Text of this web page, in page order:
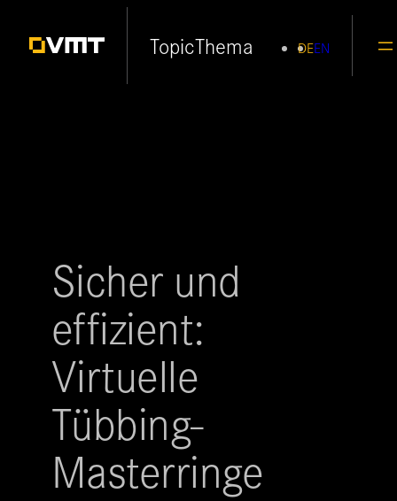
Inhalt
TopicThema EN
DE
Sicher und
effizient:
Virtuelle
Tübbing-
Masterringe